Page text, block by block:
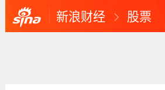
新浪财经 股票